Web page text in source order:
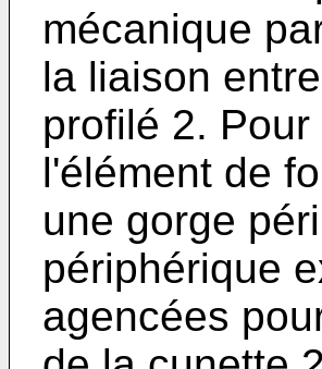
mécanique
la liaison
profilé 2.
l'élément de
une gorge
périphérique
agencées